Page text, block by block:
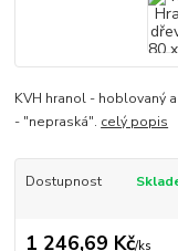
KVH hranol - hoblovaný
- "nepraská". celý popis
Dostupnost
1 246,69 Kč/ks